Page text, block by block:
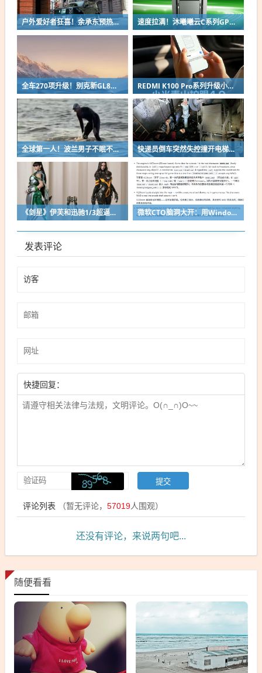
户外爱好者狂喜！余承东预热享界G9：配电动顶帐、尾门厨房 速度拉满！沐曦曦云C系列GPU实现MiniMax H3模型首日适配
全车270项升级！别克新GL8陆尚MPV官图出炉：锦绣前程豪华座舱 REDMI K100 Pro系列升级小米青山护眼4.0：新增防晕车模式 坐车刷手机不易晕
全球第一人！波兰男子不眠不休游泳56小时横渡波罗的海 快递员倒车突然失控撞开电梯门 连人带车坠下10米深电梯井
《剑星》伊芙和迅驰1/3超逼真手办最终图 万元售价顷刻售罄！ 微软CTO脑洞大开：用Windows画图当显示器跑Doom！逐帧粘贴到画布
发表评论
快捷回复：
评论列表 （暂无评论， 57019人围观）
还没有评论，来说两句吧...
随便看看